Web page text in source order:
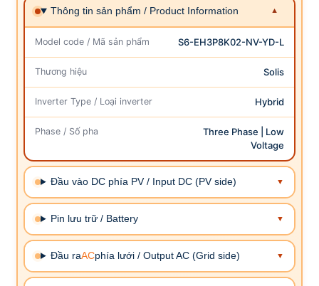
Thông tin sản phẩm / Product Information
Model code / Mã sản phẩm S6-EH3P8K02-NV-YD-L
Thương hiệu Solis
Inverter Type / Loại inverter Hybrid
Phase / Số pha
Three Phase | Low
Voltage
Đầu vào DC phía PV / Input DC (PV side)
Pin lưu trữ / Battery
Đầu raACphía lưới / Output AC (Grid side)